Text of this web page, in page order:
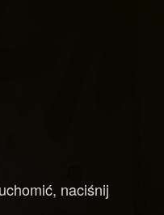
naciśnij